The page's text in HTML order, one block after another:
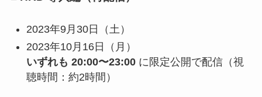
2023年9月30日（土）
2023年10月16日（月）
いずれも 20:00〜23:00に限定公開で配信（視
聴時間：約2時間）